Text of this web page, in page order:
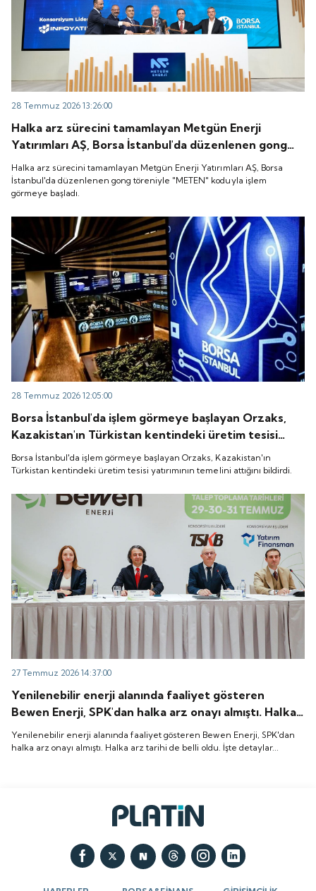
28 Temmuz 2026 13:26:00
Halka arz sürecini tamamlayan Metgün Enerji
Yatırımları AŞ, Borsa İstanbul'da düzenlenen gong
töreniyle "METEN" koduyla işlem görmeye başladı.
Halka arz sürecini tamamlayan Metgün Enerji Yatırımları AŞ, Borsa
İstanbul'da düzenlenen gong töreniyle "METEN" koduyla işlem
görmeye başladı.
28 Temmuz 2026 12:05:00
Borsa İstanbul'da işlem görmeye başlayan Orzaks,
Kazakistan'ın Türkistan kentindeki üretim tesisi
yatırımının temelini attığını bildirdi.
Borsa İstanbul'da işlem görmeye başlayan Orzaks, Kazakistan'ın
Türkistan kentindeki üretim tesisi yatırımının temelini attığını bildirdi.
27 Temmuz 2026 14:37:00
Yenilenebilir enerji alanında faaliyet gösteren
Bewen Enerji, SPK'dan halka arz onayı almıştı. Halka
arz tarihi de belli oldu. İşte detaylar...
Yenilenebilir enerji alanında faaliyet gösteren Bewen Enerji, SPK'dan
halka arz onayı almıştı. Halka arz tarihi de belli oldu. İşte detaylar...